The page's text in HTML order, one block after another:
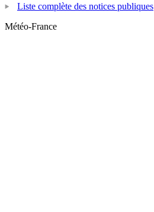
Liste complète des notices publiques
Météo-France